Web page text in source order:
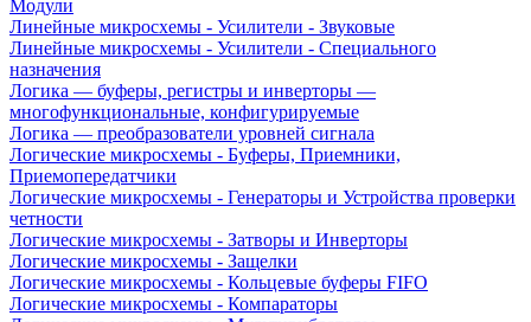
Модули
Линейные микросхемы - Усилители - Звуковые
Линейные микросхемы - Усилители - Специального
назначения
Логика — буферы, регистры и инверторы —
многофункциональные, конфигурируемые
Логика — преобразователи уровней сигнала
Логические микросхемы - Буферы, Приемники,
Приемопередатчики
Логические микросхемы - Генераторы и Устройства проверки
четности
Логические микросхемы - Затворы и Инверторы
Логические микросхемы - Защелки
Логические микросхемы - Кольцевые буферы FIFO
Логические микросхемы - Компараторы